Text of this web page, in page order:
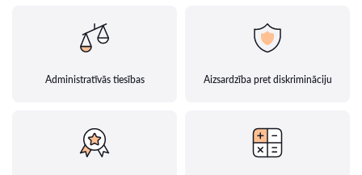
Administratīvās tiesības Aizsardzība pret diskrimināciju